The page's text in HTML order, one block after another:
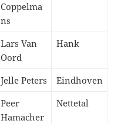
Coppelma
ns
Lars Van
Oord
Hank
Jelle Peters
Eindhoven
Peer
Hamacher
Nettetal